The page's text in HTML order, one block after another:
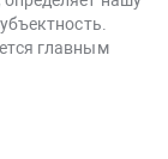
главным